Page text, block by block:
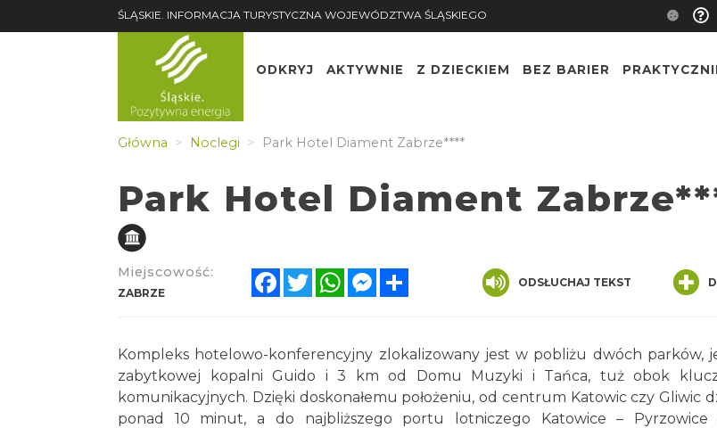
ŚLĄSKIE. INFORMACJA TURYSTYCZNA WOJEWÓDZTWA ŚLĄSKIEGO
ODKRYJ AKTYWNIE Z DZIECKIEM BEZ BARIER
Główna Noclegi Park Hotel Diament Zabrze****
Park Hotel Diament
Miejscowość:
ZABRZE
FacebookTwitterWhatsAppMessenger ODSŁUCHAJ TEKST
Kompleks hotelowo-konferencyjny zlokalizowany jest w pobliżu dwóch parków,
zabytkowej kopalni Guido i 3 km od Domu Muzyki i Tańca, tuż obok
komunikacyjnych. Dzięki doskonałemu położeniu, od centrum Katowic czy Gliwic
ponad 10 minut, a do najbliższego portu lotniczego Katowice – Pyrzowice